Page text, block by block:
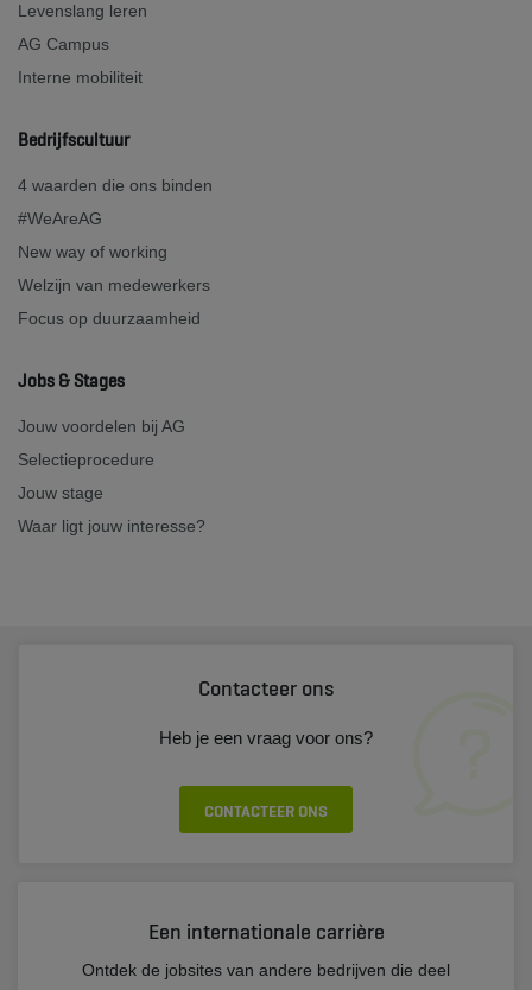
Levenslang leren
AG Campus
Interne mobiliteit
Bedrijfscultuur
4 waarden die ons binden
#WeAreAG
New way of working
Welzijn van medewerkers
Focus op duurzaamheid
Jobs & Stages
Jouw voordelen bij AG
Selectieprocedure
Jouw stage
Waar ligt jouw interesse?
Contacteer ons
Heb je een vraag voor ons?
CONTACTEER ONS
Een internationale carrière
Ontdek de jobsites van andere bedrijven die deel